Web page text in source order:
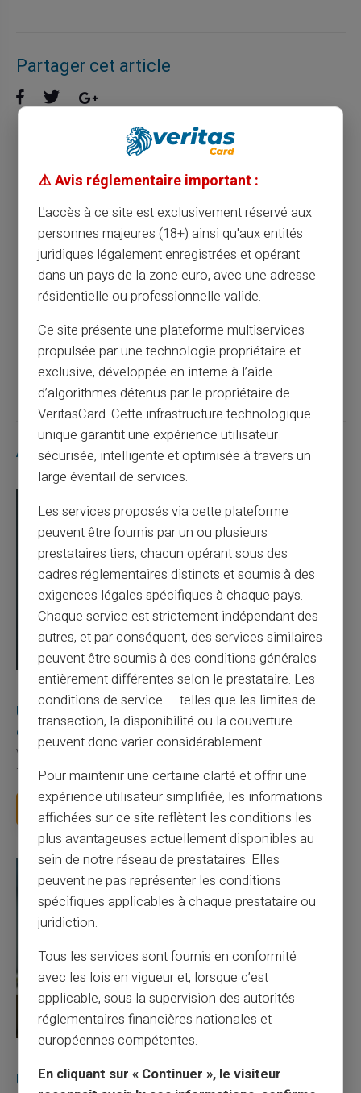
Partager cet article
La carte prépayée et l'éducation financière
pour jeunes : un duo gagnant
Article précédent
Guide pratique pour charger votre carte
Articles similaires
03/08/2026 Veritas Carte prépayée
Une carte bancaire gratuite sans compte, ça
existe ?
Vous avez tapé cette recherche parce que votre banque vous
facture 50 € par an pour une carte que vo...
Lire la suite
Utilisation responsable du paiement mobile avec
⚠️ Avis réglementaire important :
L'accès à ce site est exclusivement réservé aux
personnes majeures (18+) ainsi qu'aux entités
juridiques légalement enregistrées et opérant
dans un pays de la zone euro, avec une adresse
résidentielle ou professionnelle valide.
Ce site présente une plateforme multiservices
propulsée par une technologie propriétaire et
exclusive, développée en interne à l’aide
d’algorithmes détenus par le propriétaire de
VeritasCard. Cette infrastructure technologique
unique garantit une expérience utilisateur
sécurisée, intelligente et optimisée à travers un
large éventail de services.
Les services proposés via cette plateforme
peuvent être fournis par un ou plusieurs
prestataires tiers, chacun opérant sous des
cadres réglementaires distincts et soumis à des
exigences légales spécifiques à chaque pays.
Chaque service est strictement indépendant des
autres, et par conséquent, des services similaires
peuvent être soumis à des conditions générales
entièrement différentes selon le prestataire. Les
conditions de service — telles que les limites de
transaction, la disponibilité ou la couverture —
peuvent donc varier considérablement.
Pour maintenir une certaine clarté et offrir une
expérience utilisateur simplifiée, les informations
affichées sur ce site reflètent les conditions les
plus avantageuses actuellement disponibles au
sein de notre réseau de prestataires. Elles
peuvent ne pas représenter les conditions
spécifiques applicables à chaque prestataire ou
juridiction.
Tous les services sont fournis en conformité
avec les lois en vigueur et, lorsque c’est
applicable, sous la supervision des autorités
réglementaires financières nationales et
européennes compétentes.
En cliquant sur « Continuer », le visiteur